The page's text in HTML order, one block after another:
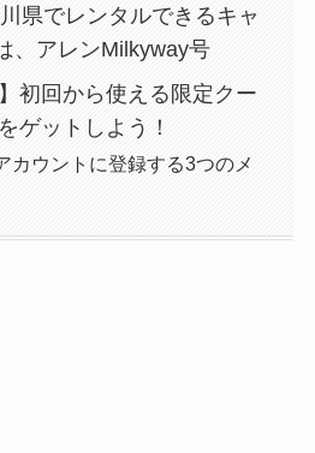
県でレンタルできるキャ
、アレンMilkyway号
初回から使える限定クー
ゲットしよう！
カウントに登録する3つのメ